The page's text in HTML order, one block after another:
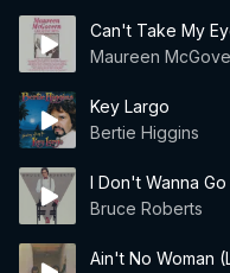
Can't Take My
Maureen
Key Largo
Bertie Higgins
I Don't Wanna Go
Bruce Roberts
Ain't No Woman